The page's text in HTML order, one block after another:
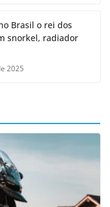
Brasil o rei dos
snorkel, radiador
2025